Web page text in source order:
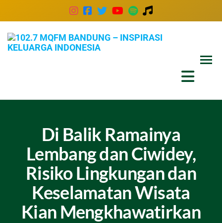
Di Balik Ramainya
Lembang dan Ciwidey,
Risiko Lingkungan dan
Keselamatan Wisata
Kian Mengkhawatirkan